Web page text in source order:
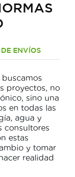
ENVÍOS
proyectos, no
sino una
en todas las
agua y
consultores
estas
y tomar
realidad